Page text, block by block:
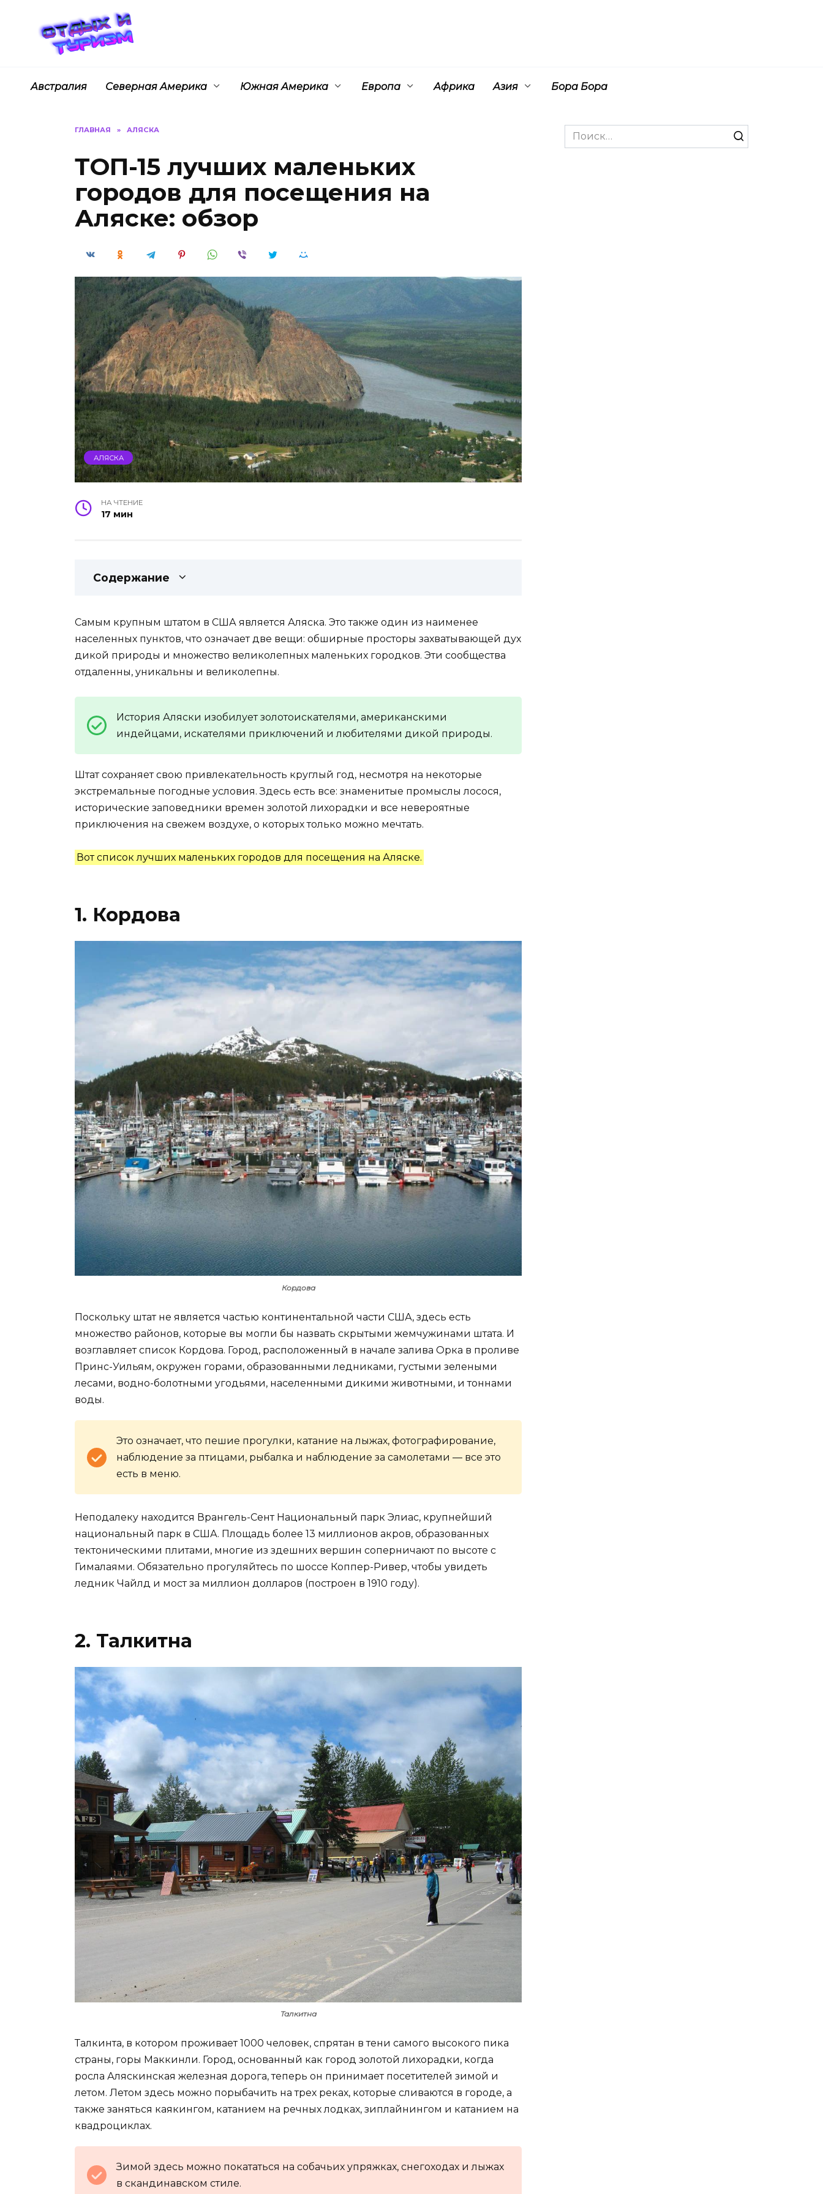
содержанию
Австралия Северная Америка Южная Америка Европа Африка Азия Бора Бора
ГЛАВНАЯ » АЛЯСКА
ТОП-15 лучших маленьких
городов для посещения на
Аляске: обзор
АЛЯСКА
НА ЧТЕНИЕ
17 мин
Содержание
Самым крупным штатом в США является Аляска. Это также один из наименее
населенных пунктов, что означает две вещи: обширные просторы захватывающей дух
дикой природы и множество великолепных маленьких городков. Эти сообщества
отдаленны, уникальны и великолепны.
История Аляски изобилует золотоискателями, американскими
индейцами, искателями приключений и любителями дикой природы.
Штат сохраняет свою привлекательность круглый год, несмотря на некоторые
экстремальные погодные условия. Здесь есть все: знаменитые промыслы лосося,
исторические заповедники времен золотой лихорадки и все невероятные
приключения на свежем воздухе, о которых только можно мечтать.
Вот список лучших маленьких городов для посещения на Аляске.
1. Кордова
Кордова
Поскольку штат не является частью континентальной части США, здесь есть
множество районов, которые вы могли бы назвать скрытыми жемчужинами штата. И
возглавляет список Кордова. Город, расположенный в начале залива Орка в проливе
Принс-Уильям, окружен горами, образованными ледниками, густыми зелеными
лесами, водно-болотными угодьями, населенными дикими животными, и тоннами
воды.
Это означает, что пешие прогулки, катание на лыжах, фотографирование,
наблюдение за птицами, рыбалка и наблюдение за самолетами — все это
есть в меню.
Неподалеку находится Врангель-Сент Национальный парк Элиас, крупнейший
национальный парк в США. Площадь более 13 миллионов акров, образованных
тектоническими плитами, многие из здешних вершин соперничают по высоте с
Гималаями. Обязательно прогуляйтесь по шоссе Коппер-Ривер, чтобы увидеть
ледник Чайлд и мост за миллион долларов (построен в 1910 году).
2. Талкитна
Талкитна
Талкинта, в котором проживает 1000 человек, спрятан в тени самого высокого пика
страны, горы Маккинли. Город, основанный как город золотой лихорадки, когда
росла Аляскинская железная дорога, теперь он принимает посетителей зимой и
летом. Летом здесь можно порыбачить на трех реках, которые сливаются в городе, а
также заняться каякингом, катанием на речных лодках, зиплайнингом и катанием на
квадроциклах.
Зимой здесь можно покататься на собачьих упряжках, снегоходах и лыжах
в скандинавском стиле.
Search
for: